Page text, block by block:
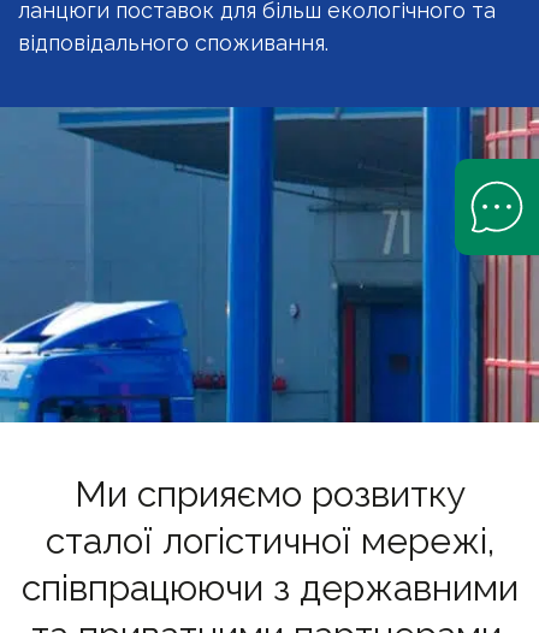
ланцюги поставок для більш екологічного та
відповідального споживання.
Ми сприяємо розвитку
сталої логістичної мережі,
співпрацюючи з державними
Open